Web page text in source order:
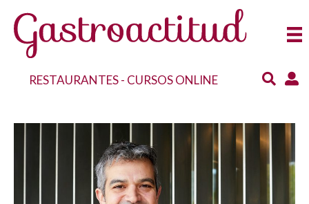
RESTAURANTES- CURSOS ONLINE